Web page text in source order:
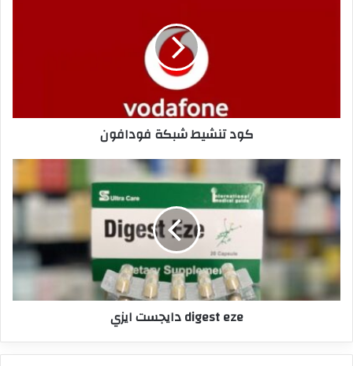
كود تنشيط شبكة فودافون
digest eze دايجست ايزي